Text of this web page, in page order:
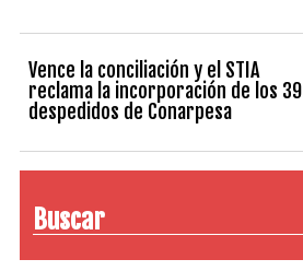
Vence la conciliación y el STIA
reclama la incorporación de los 39
despedidos de Conarpesa
Buscar